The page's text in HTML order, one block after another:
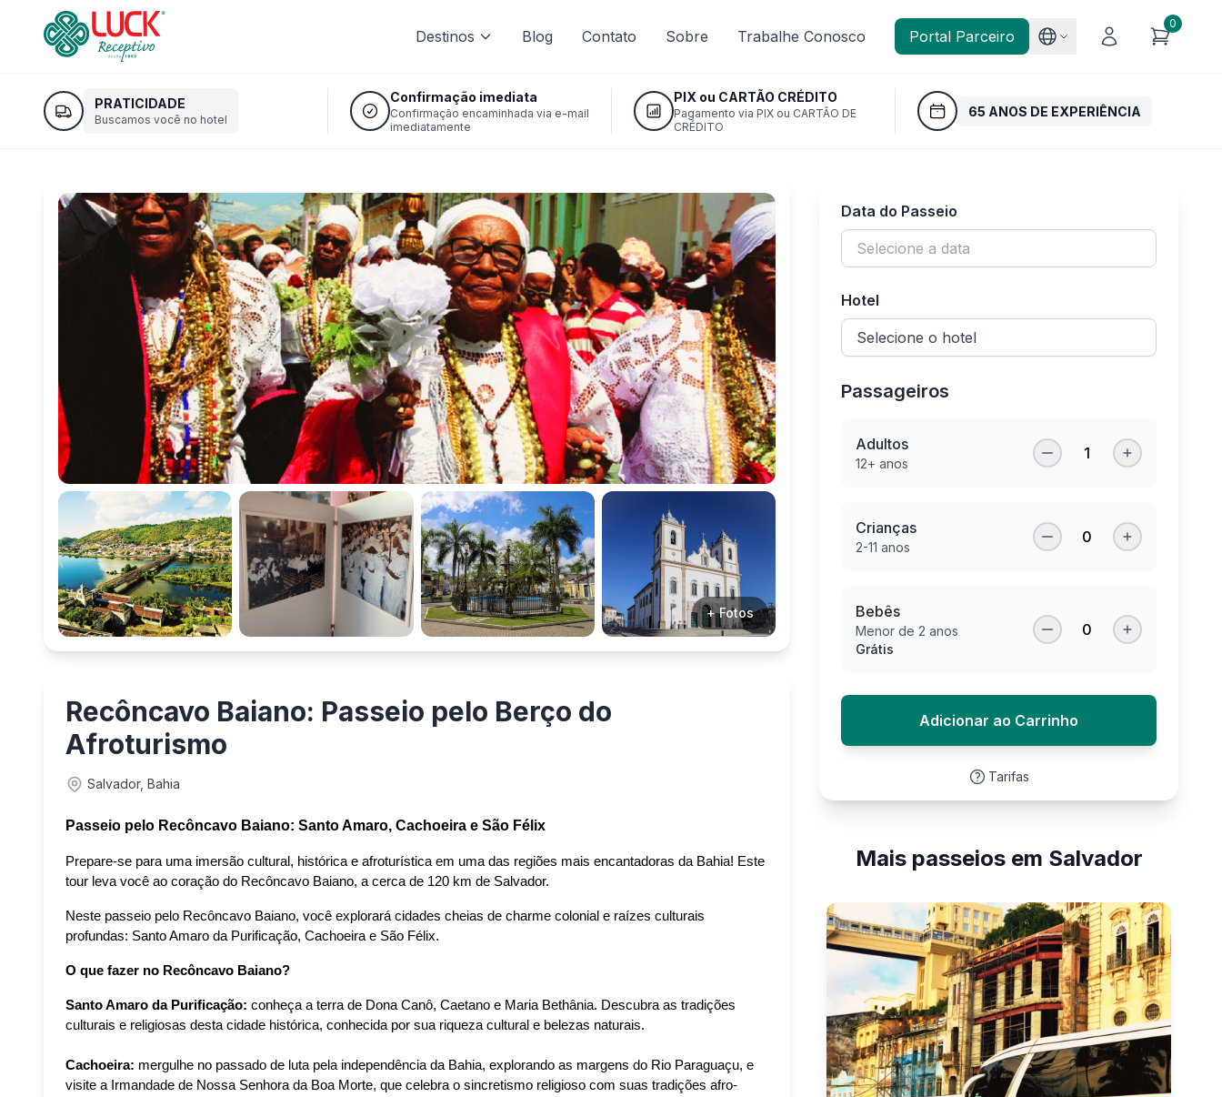
Destinos Blog Contato Sobre Trabalhe Conosco Portal Parceiro
0
PRATICIDADE
Buscamos você no hotel
Confirmação imediata
Confirmação encaminhada via e-mail
imediatamente
PIX ou CARTÃO CRÉDITO
Pagamento via PIX ou CARTÃO DE
CRÉDITO
65 ANOS DE EXPERIÊNCIA
+ Fotos
Recôncavo Baiano: Passeio pelo Berço do
Afroturismo
Salvador, Bahia
Passeio pelo Recôncavo Baiano: Santo Amaro, Cachoeira e São Félix
Prepare-se para uma imersão cultural, histórica e afroturística em uma das regiões mais encantadoras da Bahia! Este
tour leva você ao coração do Recôncavo Baiano, a cerca de 120 km de Salvador.
Neste passeio pelo Recôncavo Baiano, você explorará cidades cheias de charme colonial e raízes culturais
profundas: Santo Amaro da Purificação, Cachoeira e São Félix.
O que fazer no Recôncavo Baiano?
Santo Amaro da Purificação: conheça a terra de Dona Canô, Caetano e Maria Bethânia. Descubra as tradições
culturais e religiosas desta cidade histórica, conhecida por sua riqueza cultural e belezas naturais.
Cachoeira: mergulhe no passado de luta pela independência da Bahia, explorando as margens do Rio Paraguaçu, e
visite a Irmandade de Nossa Senhora da Boa Morte, que celebra o sincretismo religioso com suas tradições afro-
Data do Passeio
Hotel
Passageiros
Adultos
12+ anos
1
Crianças
2-11 anos
0
Bebês
Menor de 2 anos
Grátis
0
Adicionar ao Carrinho
Tarifas
Mais passeios em Salvador